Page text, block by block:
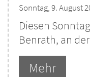
Sonntag, 9. August
Diesen
Benrath, an
Mehr